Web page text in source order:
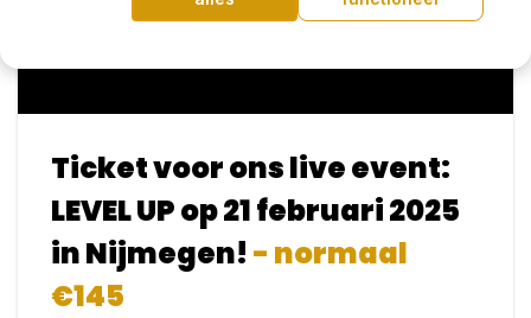
Ticket voor ons live event:
LEVEL UP op 21 februari 2025
in Nijmegen! - normaal
€145